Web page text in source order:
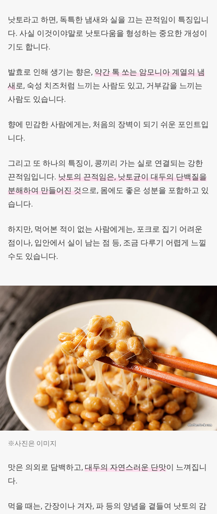
낫토라고 하면, 독특한 냄새와 실을 끄는 끈적임이 특징입니
다. 사실 이것이야말로 낫토다움을 형성하는 중요한 개성이
기도 합니다.
발효로 인해 생기는 향은, 약간 톡 쏘는 암모니아 계열의 냄
새로, 숙성 치즈처럼 느끼는 사람도 있고, 거부감을 느끼는
사람도 있습니다.
향에 민감한 사람에게는, 처음의 장벽이 되기 쉬운 포인트입
니다.
그리고 또 하나의 특징이, 콩끼리 가는 실로 연결되는 강한
끈적임입니다. 낫토의 끈적임은, 낫토균이 대두의 단백질을
분해하여 만들어진 것으로, 몸에도 좋은 성분을 포함하고 있
습니다.
하지만, 먹어본 적이 없는 사람에게는, 포크로 집기 어려운
점이나, 입안에서 실이 남는 점 등, 조금 다루기 어렵게 느낄
수도 있습니다.
※사진은 이미지
맛은 의외로 담백하고, 대두의 자연스러운 단맛이 느껴집니
다.
먹을 때는, 간장이나 겨자, 파 등의 양념을 곁들여 낫토의 감